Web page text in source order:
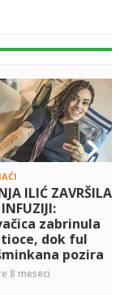
ILIĆ ZAVRŠILA
zabrinula
dok ful
pozira
u ruci
8 meseci